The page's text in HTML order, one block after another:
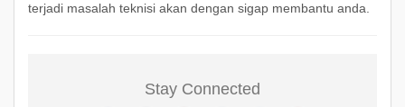
terjadi masalah teknisi akan dengan sigap membantu anda.
Stay Connected